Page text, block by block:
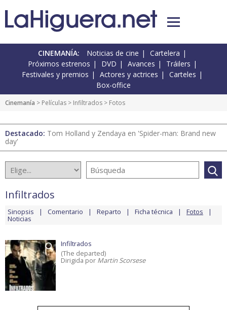
CINEMANÍA: Noticias de cine
Cartelera
Próximos estrenos
DVD Avances
Tráilers
Festivales y premios
Actores y actrices
Carteles
Box-office
Cinemanía > Películas > Infiltrados > Fotos
Destacado: Tom Holland y Zendaya en 'Spider-man: Brand new
day'
Infiltrados
Sinopsis Comentario Reparto Ficha técnica Fotos
Noticias
Infiltrados
(The departed)
Dirigida por Martin Scorsese